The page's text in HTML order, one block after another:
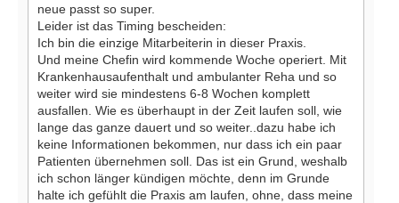
neue passt so super.
Leider ist das Timing bescheiden:
Ich bin die einzige Mitarbeiterin in dieser Praxis.
Und meine Chefin wird kommende Woche operiert. Mit
Krankenhausaufenthalt und ambulanter Reha und so
weiter wird sie mindestens 6-8 Wochen komplett
ausfallen. Wie es überhaupt in der Zeit laufen soll, wie
lange das ganze dauert und so weiter..dazu habe ich
keine Informationen bekommen, nur dass ich ein paar
Patienten übernehmen soll. Das ist ein Grund, weshalb
ich schon länger kündigen möchte, denn im Grunde
halte ich gefühlt die Praxis am laufen, ohne, dass meine